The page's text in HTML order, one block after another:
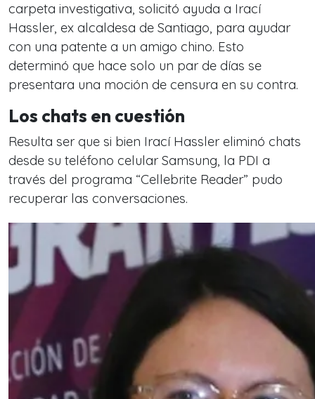
carpeta investigativa, solicitó ayuda a Irací
Hassler, ex alcaldesa de Santiago, para ayudar
con una patente a un amigo chino. Esto
determinó que hace solo un par de días se
presentara una moción de censura en su contra.
Los chats en cuestión
Resulta ser que si bien Irací Hassler eliminó chats
desde su teléfono celular Samsung, la PDI a
través del programa “Cellebrite Reader” pudo
recuperar las conversaciones.